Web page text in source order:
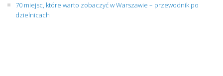
70 miejsc, które warto zobaczyć w Warszawie – przewodnik po
dzielnicach